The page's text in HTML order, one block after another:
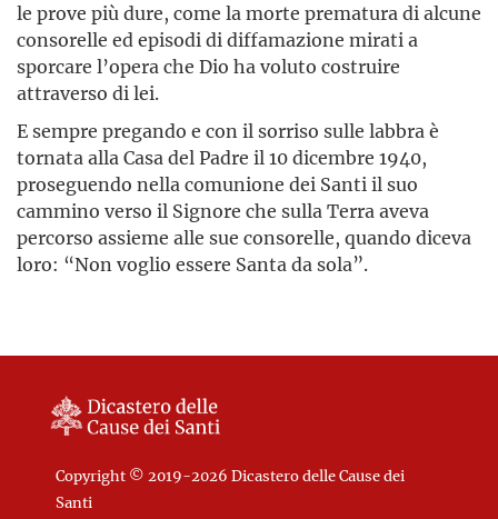
le prove più dure, come la morte prematura di alcune
consorelle ed episodi di diffamazione mirati a
sporcare l’opera che Dio ha voluto costruire
attraverso di lei.
E sempre pregando e con il sorriso sulle labbra è
tornata alla Casa del Padre il 10 dicembre 1940,
proseguendo nella comunione dei Santi il suo
cammino verso il Signore che sulla Terra aveva
percorso assieme alle sue consorelle, quando diceva
loro: “Non voglio essere Santa da sola”.
Copyright © 2019-2026 Dicastero delle Cause dei
Santi